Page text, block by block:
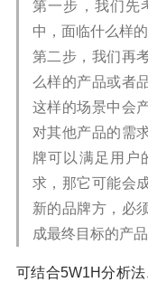
第一步，我们先
中，面临什么样
第二步，我们再
么样的产品或者
这样的场景中会
对其他产品的需
牌可以满足用户
求，那它可能会
新的品牌方，必
成最终目标的产
可结合5W1H分析